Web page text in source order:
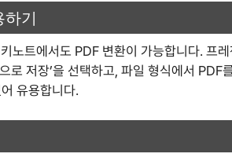
기
노트에서도 PDF 변환이 가능합니다. 프
로 저장’을 선택하고, 파일 형식에서 PDF
유용합니다.